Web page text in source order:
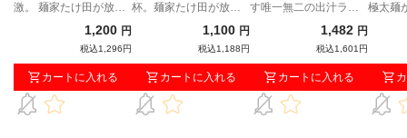
本店 牛骨旨辛ラ
激。 麺家たけ田が放つ
渾身のセカンドブラン
1,200 円
税込1,296円
カートに入れる
本店 牛骨スタミ
ナラーメン
杯。麺家たけ田が放つ
渾身のセカンドブラン
1,100 円
税込1,188円
カートに入れる
す唯一無二の出汁ラー
1,482 円
税込1,601円
カートに入れる
極太麺